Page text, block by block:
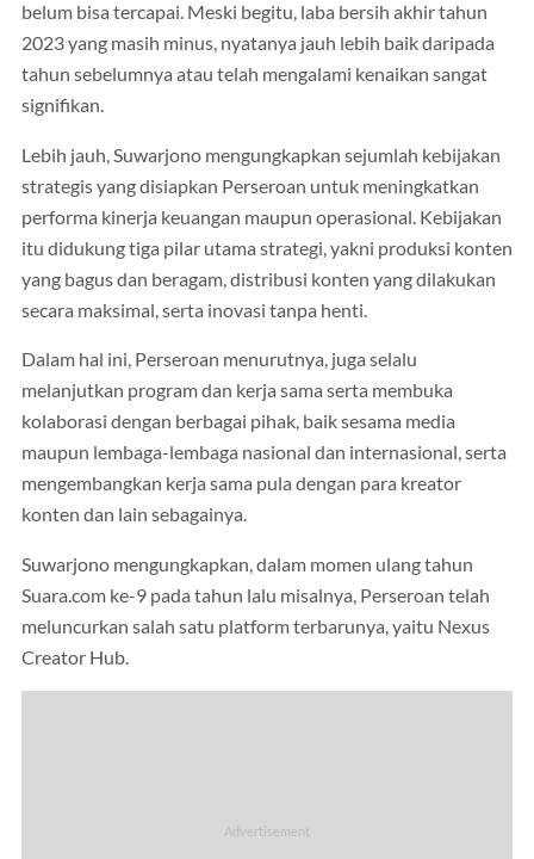
belum bisa tercapai. Meski begitu, laba bersih akhir tahun
2023 yang masih minus, nyatanya jauh lebih baik daripada
tahun sebelumnya atau telah mengalami kenaikan sangat
signifikan.
Lebih jauh, Suwarjono mengungkapkan sejumlah kebijakan
strategis yang disiapkan Perseroan untuk meningkatkan
performa kinerja keuangan maupun operasional. Kebijakan
itu didukung tiga pilar utama strategi, yakni produksi konten
yang bagus dan beragam, distribusi konten yang dilakukan
secara maksimal, serta inovasi tanpa henti.
Dalam hal ini, Perseroan menurutnya, juga selalu
melanjutkan program dan kerja sama serta membuka
kolaborasi dengan berbagai pihak, baik sesama media
maupun lembaga-lembaga nasional dan internasional, serta
mengembangkan kerja sama pula dengan para kreator
konten dan lain sebagainya.
Suwarjono mengungkapkan, dalam momen ulang tahun
Suara.com ke-9 pada tahun lalu misalnya, Perseroan telah
meluncurkan salah satu platform terbarunya, yaitu Nexus
Creator Hub.